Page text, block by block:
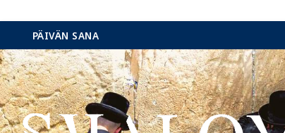
Hyppää
sisältöön
PÄIVÄN SANA